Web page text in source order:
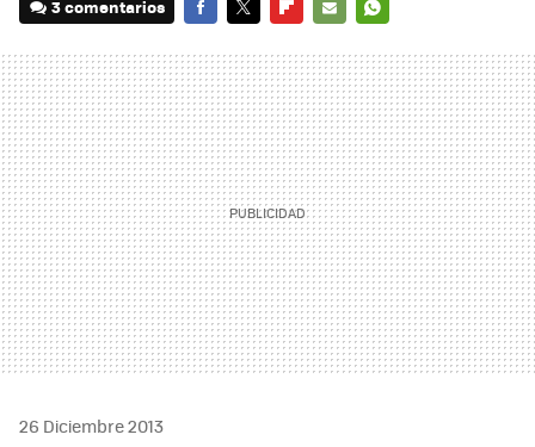
3 comentarios
MAIL
26 Diciembre 2013